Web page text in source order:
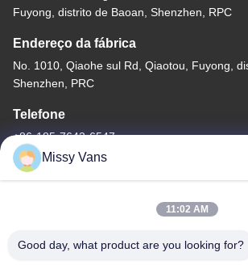
Fuyong, distrito de Baoan, Shenzhen, RPC
Endereço da fábrica
No. 1010, Qiaohe sul Rd, Qiaotou, Fuyong,
Shenzhen, PRC
Telefone
+86-185-7643-6547
Copyright © -2026 SHENZHEN TWOO AUTO
Missy Vans
11:02 AM
Good day, what product are you looking for?